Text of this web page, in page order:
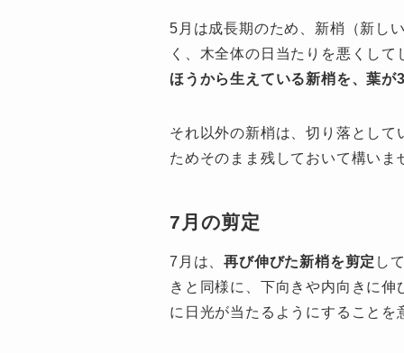
5月は成長期のため、新梢（新し
く、木全体の日当たりを悪くし
ほうから生えている新梢を、葉
それ以外の新梢は、切り落とし
ためそのまま残しておいて構いま
7月の剪定
7月は、再び伸びた新梢を剪定 し
きと同様に、下向きや内向きに
に日光が当たるようにすることを